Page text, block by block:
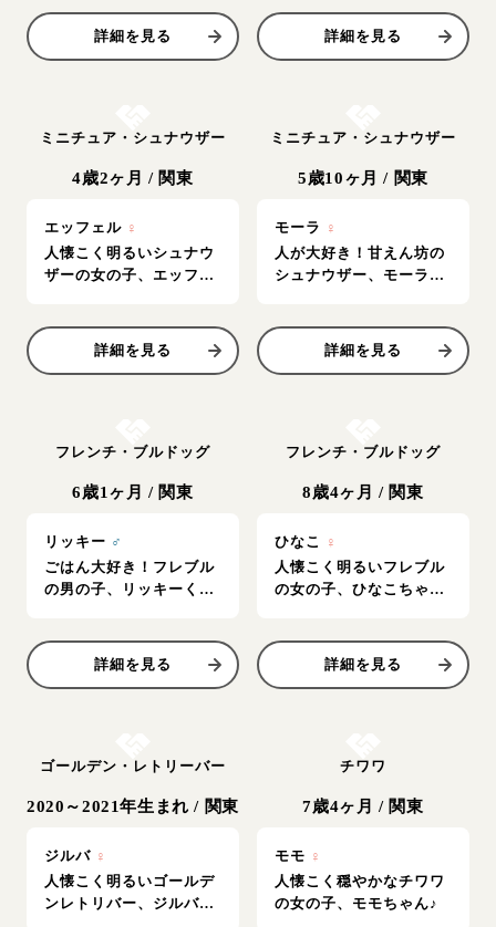
詳細を見る 詳細を見る
ミニチュア・シュナウザー
4歳2ヶ月 / 関東
エッフェル ♀
人懐こく明るいシュナウ
ザーの女の子、エッフェ
詳細を見る
ミニチュア・シュナウザー
5歳10ヶ月 / 関東
モーラ ♀
人が大好き！甘えん坊の
シュナウザー、モーラち
詳細を見る
フレンチ・ブルドッグ
6歳1ヶ月 / 関東
リッキー ♂
ごはん大好き！フレブル
の男の子、リッキーくん
詳細を見る
フレンチ・ブルドッグ
8歳4ヶ月 / 関東
ひなこ
♀
人懐こく明るいフレブル
の女の子、ひなこちゃん
詳細を見る
ゴールデン・レトリーバー
2020～2021年生まれ/ 関東
ジルバ ♀
人懐こく明るいゴールデ
ンレトリバー、ジルバち
チワワ
7歳4ヶ月 / 関東
モモ ♀
人懐こく穏やかなチワワ
の女の子、モモちゃん♪